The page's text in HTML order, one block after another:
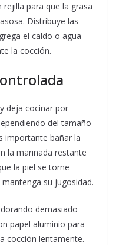
para que la grasa
Distribuye las
el caldo o agua
la cocción.
deja cocinar por
del tamaño
importante bañar la
la marinada restante
la piel se torne
su jugosidad.
demasiado
papel aluminio para
cocción lentamente.